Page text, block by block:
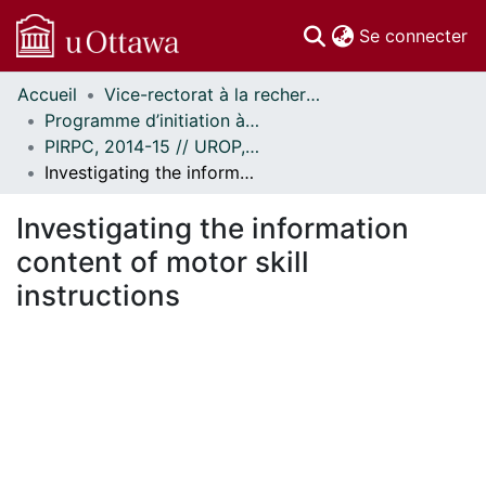
Se connecter
Communautés
et collections
Parcourir
Statistiques
À propos
Accueil
Vice-rectorat à la recherche // Office of the V-P, Research
Programme d’initiation à la recherche au premier cycle (PIRPC) // Undergraduate Research Opportunity Program (UROP)
PIRPC, 2014-15 // UROP, 2014-15
Investigating the information content of motor skill instructions
Investigating the information
content of motor skill
instructions